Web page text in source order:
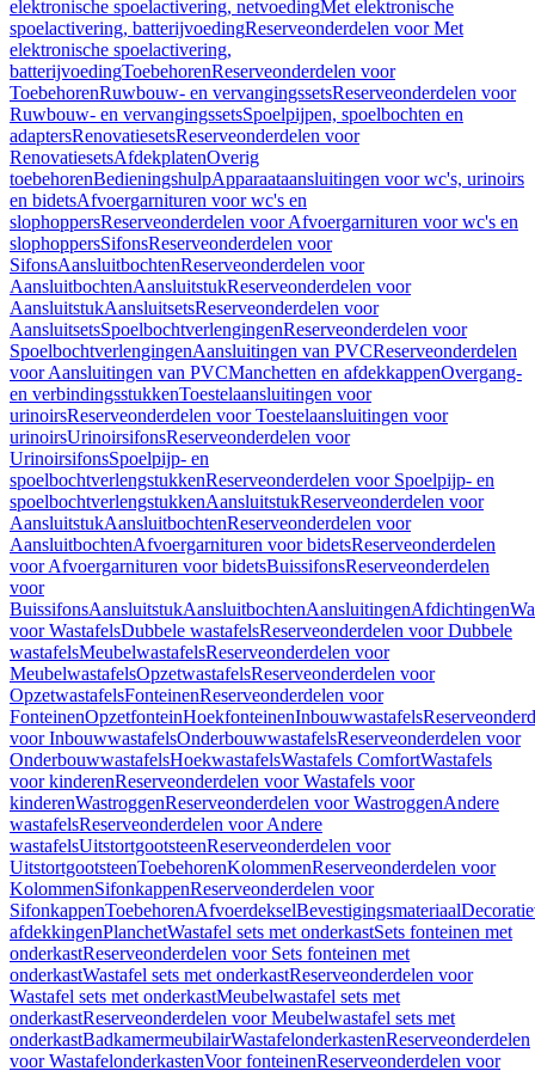
elektronische spoelactivering, netvoedingMet elektronische
spoelactivering, batterijvoedingReserveonderdelen voor Met
elektronische spoelactivering,
batterijvoedingToebehorenReserveonderdelen voor
ToebehorenRuwbouw- en vervangingssetsReserveonderdelen voor
Ruwbouw- en vervangingssetsSpoelpijpen, spoelbochten en
adaptersRenovatiesetsReserveonderdelen voor
RenovatiesetsAfdekplatenOverig
toebehorenBedieningshulpApparaataansluitingen voor wc's, urinoirs
en bidetsAfvoergarnituren voor wc's en
slophoppersReserveonderdelen voor Afvoergarnituren voor wc's en
slophoppersSifonsReserveonderdelen voor
SifonsAansluitbochtenReserveonderdelen voor
AansluitbochtenAansluitstukReserveonderdelen voor
AansluitstukAansluitsetsReserveonderdelen voor
AansluitsetsSpoelbochtverlengingenReserveonderdelen voor
SpoelbochtverlengingenAansluitingen van PVCReserveonderdelen
voor Aansluitingen van PVCManchetten en afdekkappenOvergang-
en verbindingsstukkenToestelaansluitingen voor
urinoirsReserveonderdelen voor Toestelaansluitingen voor
urinoirsUrinoirsifonsReserveonderdelen voor
UrinoirsifonsSpoelpijp- en
spoelbochtverlengstukkenReserveonderdelen voor Spoelpijp- en
spoelbochtverlengstukkenAansluitstukReserveonderdelen voor
AansluitstukAansluitbochtenReserveonderdelen voor
AansluitbochtenAfvoergarnituren voor bidetsReserveonderdelen
voor Afvoergarnituren voor bidetsBuissifonsReserveonderdelen
voor
BuissifonsAansluitstukAansluitbochtenAansluitingenAfdichtingen
voor WastafelsDubbele wastafelsReserveonderdelen voor Dubbele
wastafelsMeubelwastafelsReserveonderdelen voor
MeubelwastafelsOpzetwastafelsReserveonderdelen voor
OpzetwastafelsFonteinenReserveonderdelen voor
FonteinenOpzetfonteinHoekfonteinenInbouwwastafels
voor InbouwwastafelsOnderbouwwastafelsReserveonderdelen voor
OnderbouwwastafelsHoekwastafelsWastafels ComfortWastafels
voor kinderenReserveonderdelen voor Wastafels voor
kinderenWastroggenReserveonderdelen voor WastroggenAndere
wastafelsReserveonderdelen voor Andere
wastafelsUitstortgootsteenReserveonderdelen voor
UitstortgootsteenToebehorenKolommenReserveonderdelen voor
KolommenSifonkappenReserveonderdelen voor
SifonkappenToebehorenAfvoerdekselBevestigingsmateriaal
afdekkingenPlanchetWastafel sets met onderkastSets fonteinen met
onderkastReserveonderdelen voor Sets fonteinen met
onderkastWastafel sets met onderkastReserveonderdelen voor
Wastafel sets met onderkastMeubelwastafel sets met
onderkastReserveonderdelen voor Meubelwastafel sets met
onderkastBadkamermeubilairWastafelonderkastenReserveonderdelen
voor WastafelonderkastenVoor fonteinenReserveonderdelen voor